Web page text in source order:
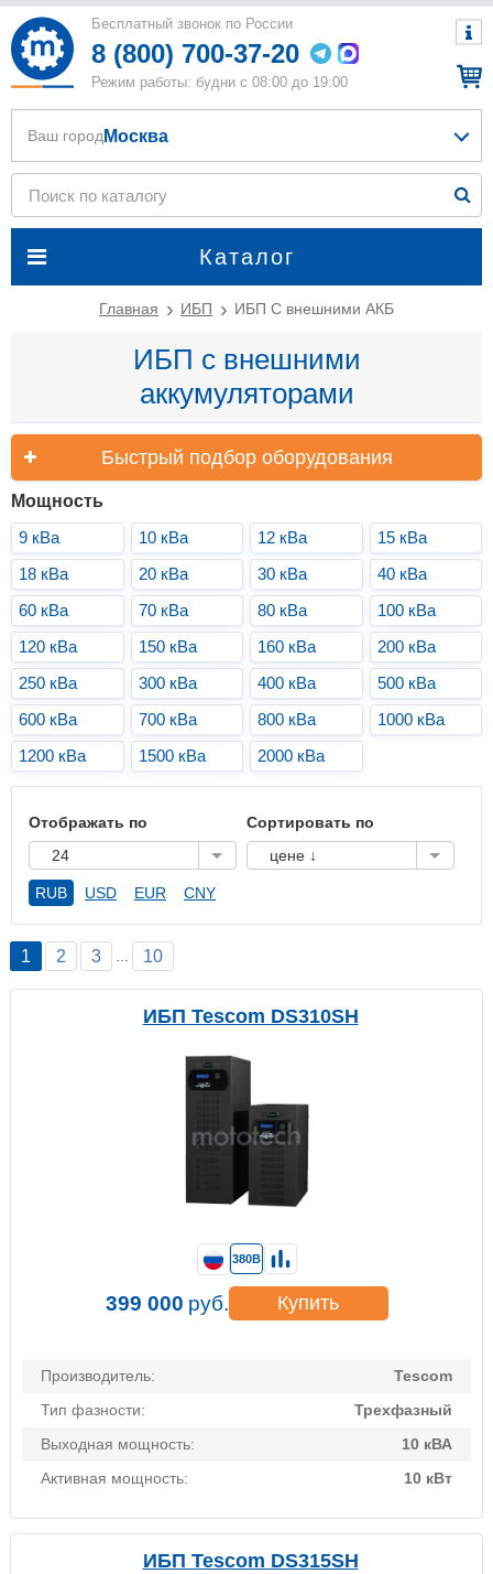
Бесплатный звонок по России
8 (800) 700-37-20
Режим работы: будни с 08:00 до 19:00
Каталог
Ваш город Москва
Главная ИБП ИБП С внешними АКБ
ИБП с внешними
аккумуляторами
Быстрый подбор оборудования
Мощность
9 кВа
10 кВа 12 кВа
15 кВа
18 кВа
20 кВа 30 кВа
40 кВа
60 кВа
70 кВа 80 кВа
100 кВа
120 кВа
150 кВа 160 кВа
200 кВа
250 кВа
300 кВа 400 кВа
500 кВа
600 кВа
700 кВа 800 кВа
1000 кВа
1200 кВа
1500 кВа 2000 кВа
Отображать по
24
Сортировать по
цене ↓
RUB USD EUR CNY
1 2 3 … 10
ИБП Tescom DS310SH
Производитель:
Tescom
Тип фазности:
Трехфазный
Выходная мощность:
10 кВА
Активная мощность:
10 кВт
380В
399 000 руб. Купить
ИБП Tescom DS315SH